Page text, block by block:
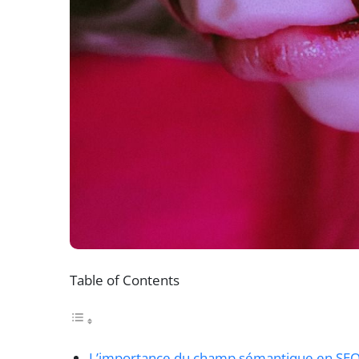
Table of Contents